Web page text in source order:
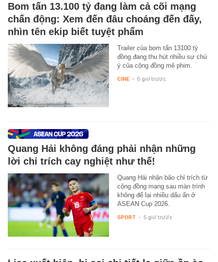
Bom tấn 13.100 tỷ đang làm cả cõi mạng
chấn động: Xem đến đâu choáng đến đấy,
nhìn tên ekip biết tuyệt phẩm
Trailer của bom tấn 13100 tỷ
đồng đang thu hút nhiều sự chú
ý của cộng đồng mê phim.
CINE - 5 giờ trước
Quang Hải không đáng phải nhận những
lời chỉ trích cay nghiệt như thế!
Quang Hải nhận bão chỉ trích từ
cộng đồng mạng sau màn trình
không để lại nhiều dấu ấn ở
ASEAN Cup 2026.
SPORT - 5 giờ trước